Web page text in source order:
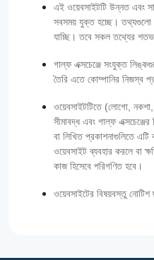
এই ওয়েবসাইটটি উন্নত এবং
সবসময় যুক্ত হচ্ছে। তথ্যগুলো
যাচ্ছি। তবে সকল তথ্যের
গাল্‌ফ এক্সচেঞ্জে সংযুক্ত
তৈরি এতে কোম্পানির নিজস্ব
ওয়েবসাইটটিতে (লোগো,
সীমাবদ্ধ এবং গাল্‌ফ
বা লিখিত প্রকাশনাগুলিতে
ওয়েবসাইট ব্যবহার করলে বা
কাজ হিসেবে পরিগণিত হবে।
ওয়েবসাইটের বিষয়বস্তু নোটিশ